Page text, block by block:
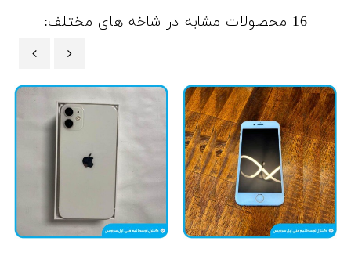
16 محصولات مشابه در شاخه های مختلف:
‹ ›